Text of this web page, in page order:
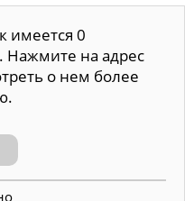
имеется 0
Нажмите на адрес
о нем более